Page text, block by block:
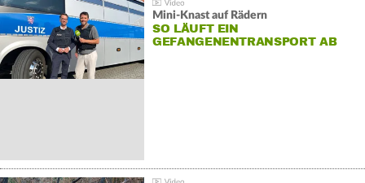
Mini-Knast auf Rädern
SO LÄUFT EIN
GEFANGENENTRANSPORT AB